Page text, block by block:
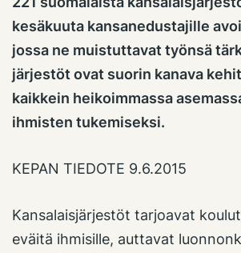
kesäkuuta kansanedustajille
jossa ne muistuttavat työnsä
järjestöt ovat suorin kanava
kaikkein heikoimmassa
ihmisten tukemiseksi.
KEPAN TIEDOTE 9.6.2015
Kansalaisjärjestöt tarjoavat
eväitä ihmisille, auttavat